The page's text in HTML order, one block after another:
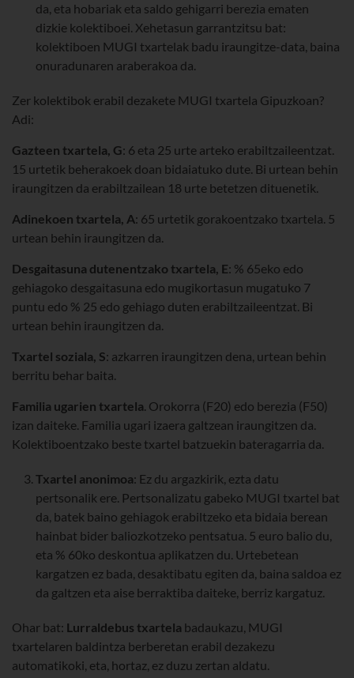
da, eta hobariak eta saldo gehigarri berezia ematen
dizkie kolektiboei. Xehetasun garrantzitsu bat:
kolektiboen MUGI txartelak badu iraungitze-data, baina
onuradunaren araberakoa da.
Zer kolektibok erabil dezakete MUGI txartela Gipuzkoan?
Adi:
Gazteen txartela, G: 6 eta 25 urte arteko erabiltzaileentzat.
15 urtetik beherakoek doan bidaiatuko dute. Bi urtean behin
iraungitzen da erabiltzailean 18 urte betetzen dituenetik.
Adinekoen txartela, A: 65 urtetik gorakoentzako txartela. 5
urtean behin iraungitzen da.
Desgaitasuna dutenentzako txartela, E: % 65eko edo
gehiagoko desgaitasuna edo mugikortasun mugatuko 7
puntu edo % 25 edo gehiago duten erabiltzaileentzat. Bi
urtean behin iraungitzen da.
Txartel soziala, S: azkarren iraungitzen dena, urtean behin
berritu behar baita.
Familia ugarien txartela. Orokorra (F20) edo berezia (F50)
izan daiteke. Familia ugari izaera galtzean iraungitzen da.
Kolektiboentzako beste txartel batzuekin bateragarria da.
Txartel anonimoa: Ez du argazkirik, ezta datu
pertsonalik ere. Pertsonalizatu gabeko MUGI txartel bat
da, batek baino gehiagok erabiltzeko eta bidaia berean
hainbat bider baliozkotzeko pentsatua. 5 euro balio du,
eta % 60ko deskontua aplikatzen du. Urtebetean
kargatzen ez bada, desaktibatu egiten da, baina saldoa ez
da galtzen eta aise berraktiba daiteke, berriz kargatuz.
Ohar bat: Lurraldebus txartela badaukazu, MUGI
txartelaren baldintza berberetan erabil dezakezu
automatikoki, eta, hortaz, ez duzu zertan aldatu.